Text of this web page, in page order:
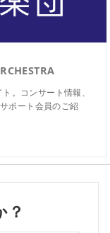
。コンサート情報、
ポート会員のご紹
？